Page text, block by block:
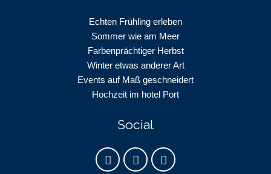
Echten Frühling erleben
Sommer wie am Meer
Farbenprächtiger Herbst
Winter etwas anderer Art
Events auf Maß geschneidert
Hochzeit im hotel Port
Social